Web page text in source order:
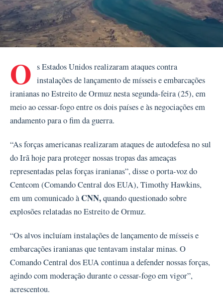
O s Estados Unidos realizaram ataques contra
instalações de lançamento de mísseis e embarcações
iranianas no Estreito de Ormuz nesta segunda-feira (25), em
meio ao cessar-fogo entre os dois países e às negociações em
andamento para o fim da guerra.
“As forças americanas realizaram ataques de autodefesa no sul
do Irã hoje para proteger nossas tropas das ameaças
representadas pelas forças iranianas”, disse o porta-voz do
Centcom (Comando Central dos EUA), Timothy Hawkins,
em um comunicado àCNN,quando questionado sobre
explosões relatadas no Estreito de Ormuz.
“Os alvos incluíam instalações de lançamento de mísseis e
embarcações iranianas que tentavam instalar minas. O
Comando Central dos EUA continua a defender nossas forças,
agindo com moderação durante o cessar-fogo em vigor”,
acrescentou.